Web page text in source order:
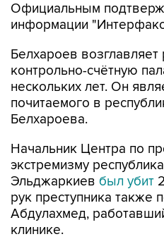
Официальным
информации
Белхароев
контрольно-счётную
нескольких лет. Он
почитаемого в
Белхароева.
Начальник Центра по
экстремизму
Эльджаркиев был убит
рук преступника также
Абдулахмед,
клинике.